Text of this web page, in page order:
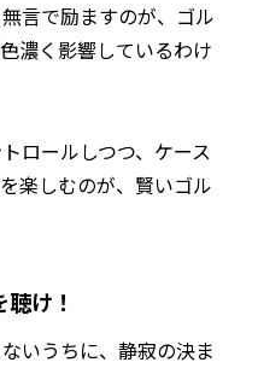
言で励ますのが、ゴル
濃く影響しているわけ
ロールしつつ、ケース
楽しむのが、賢いゴル
け！
いうちに、静寂の決ま